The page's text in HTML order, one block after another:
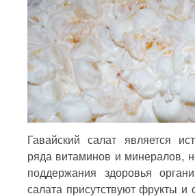
Гавайский салат является
ряда витаминов и минералов,
поддержания здоровья
салата присутствуют фрукты и